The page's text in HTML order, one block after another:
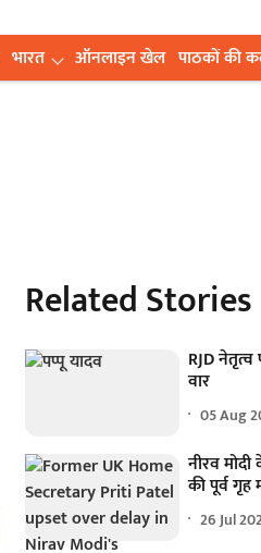
भारत ऑनलाइन खेल पाठकों की
Related Stories
RJD नेतृत्व
वार
05 Aug
नीरव मोदी
की पूर्व गृह
26 Jul